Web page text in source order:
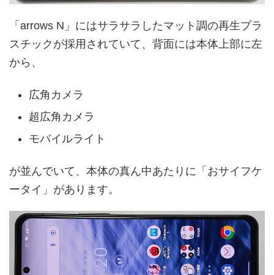
「arrows N」にはサラサラしたマット調の再生プラ
スチックが採用されていて、背面には本体上部に左
から、
広角カメラ
超広角カメラ
モバイルライト
が並んでいて、本体の真ん中あたりに「おサイフケ
ータイ」があります。